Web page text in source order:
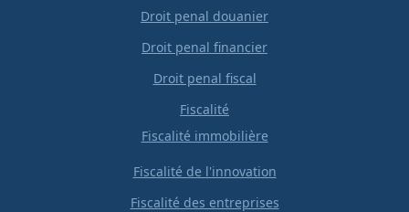
Droit penal douanier
Droit penal financier
Droit penal fiscal
Fiscalité
Fiscalité immobilière
Fiscalité de l'innovation
Fiscalité des entreprises